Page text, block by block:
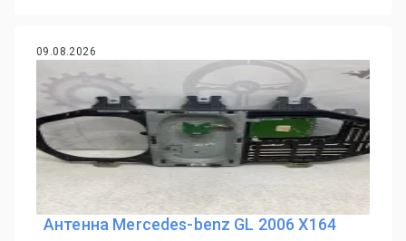
09.08.2026
Антенна Mercedes-benz GL 2006 X164